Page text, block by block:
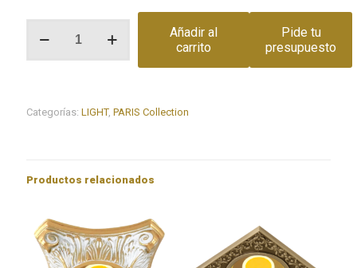
EMPOTRABLE
Añadir al
carrito
Pide tu
presupuesto
Categorías: LIGHT, PARIS Collection
Productos relacionados